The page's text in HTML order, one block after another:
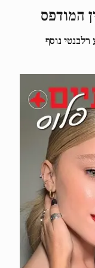
המודפס
נוסף